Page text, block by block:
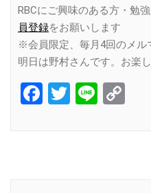
RBCにご興味のある方・勉
員登録をお願いします
※会員限定、毎月4回のメル
明日は野村さんです。お楽
Facebook
Twitter
Line